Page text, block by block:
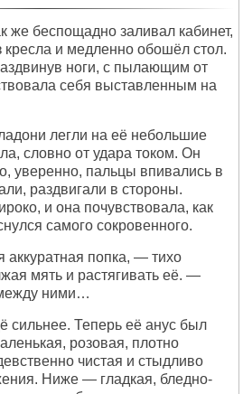
же беспощадно заливал кабинет,
кресла и медленно обошёл стол.
ноги, с пылающим от
себя выставленным на
легли на её небольшие
словно от удара током. Он
уверенно, пальцы впивались в
раздвигали в стороны.
и она почувствовала, как
самого сокровенного.
попка, — тихо
мять и растягивать её. —
ними…
сильнее. Теперь её анус был
розовая, плотно
чистая и стыдливо
Ниже — гладкая, бледно-